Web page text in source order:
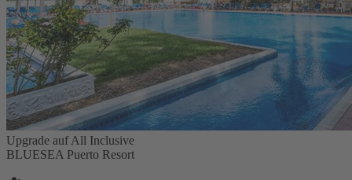
Upgrade auf All Inclusive
BLUESEA Puerto Resort